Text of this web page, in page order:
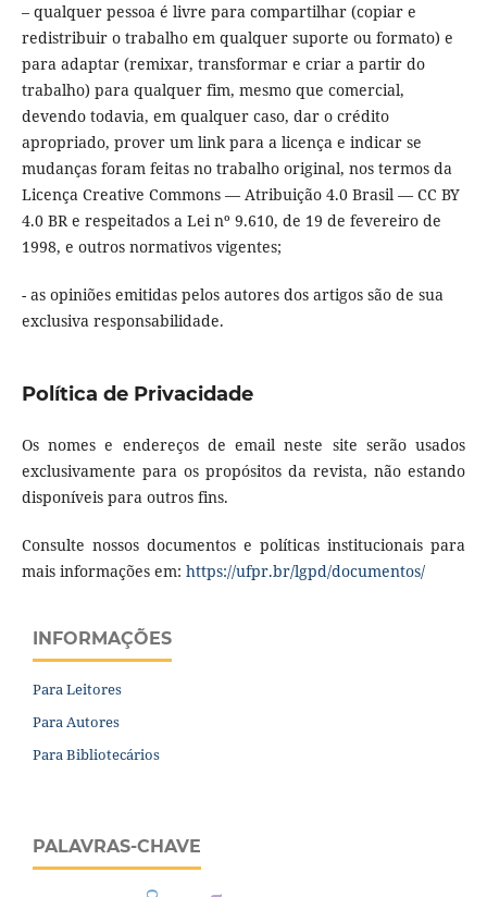
– qualquer pessoa é livre para compartilhar (copiar e
redistribuir o trabalho em qualquer suporte ou formato) e
para adaptar (remixar, transformar e criar a partir do
trabalho) para qualquer fim, mesmo que comercial,
devendo todavia, em qualquer caso, dar o crédito
apropriado, prover um link para a licença e indicar se
mudanças foram feitas no trabalho original, nos termos da
Licença Creative Commons — Atribuição 4.0 Brasil — CC BY
4.0 BR e respeitados a Lei nº 9.610, de 19 de fevereiro de
1998, e outros normativos vigentes;
- as opiniões emitidas pelos autores dos artigos são de sua
exclusiva responsabilidade.
Política de Privacidade
Os nomes e endereços de email neste site serão usados
exclusivamente para os propósitos da revista, não estando
disponíveis para outros fins.
Consulte nossos documentos e políticas institucionais para
mais informações em: https://ufpr.br/lgpd/documentos/
INFORMAÇÕES
Para Leitores
Para Autores
Para Bibliotecários
PALAVRAS-CHAVE